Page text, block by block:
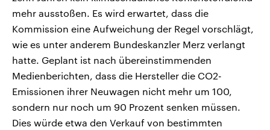
mehr ausstoßen. Es wird erwartet, dass die
Kommission eine Aufweichung der Regel vorschlägt,
wie es unter anderem Bundeskanzler Merz verlangt
hatte. Geplant ist nach übereinstimmenden
Medienberichten, dass die Hersteller die CO2-
Emissionen ihrer Neuwagen nicht mehr um 100,
sondern nur noch um 90 Prozent senken müssen.
Dies würde etwa den Verkauf von bestimmten